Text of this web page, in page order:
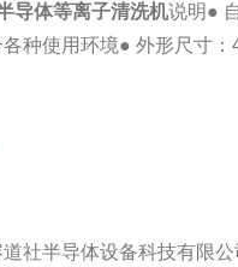
导体等离子清洗机说明●
种使用环境● 外形尺寸：
社半导体设备科技有限